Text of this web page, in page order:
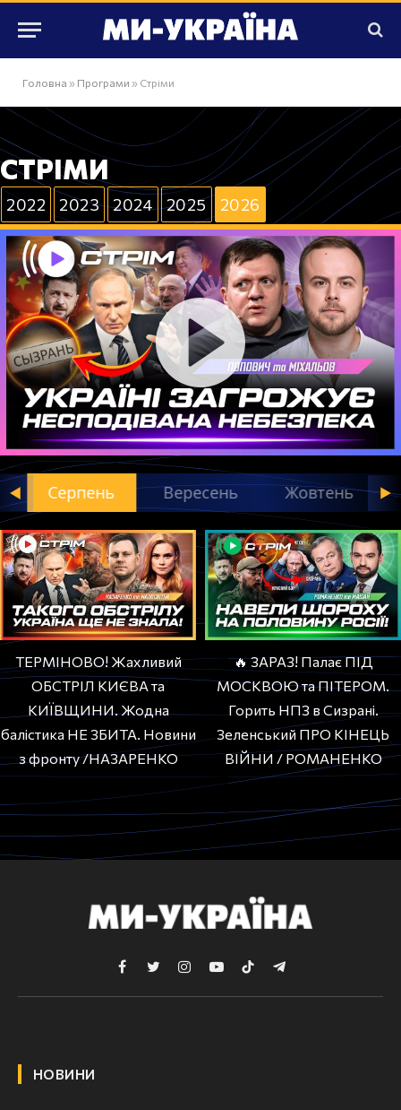
Головна » Програми » Стріми
СТРІМИ
2022 2023 2024 2025 2026
Серпень Вересень Жовтень
ТЕРМІНОВО! Жахливий
ОБСТРІЛ КИЄВА та
КИЇВЩИНИ. Жодна
балістика НЕ ЗБИТА. Новини
з фронту /НАЗАРЕНКО
🔥 ЗАРАЗ! Палає ПІД
МОСКВОЮ та ПІТЕРОМ.
Горить НПЗ в Сизрані.
Зеленський ПРО КІНЕЦЬ
ВІЙНИ / РОМАНЕНКО
FacebookTwitterInstagramYouTubeTikTokTelegram
НОВИНИ